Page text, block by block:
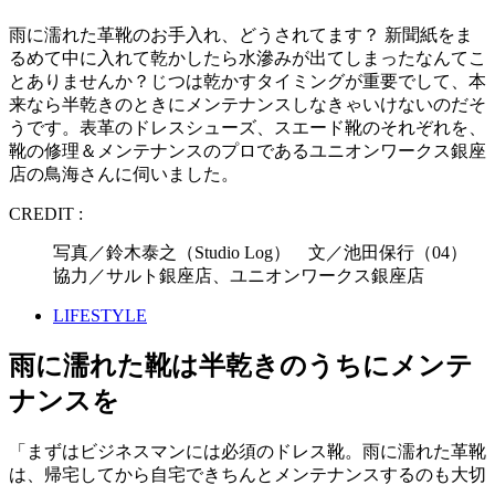
雨に濡れた革靴のお手入れ、どうされてます？ 新聞紙をま
るめて中に入れて乾かしたら水滲みが出てしまったなんてこ
とありませんか？じつは乾かすタイミングが重要でして、本
来なら半乾きのときにメンテナンスしなきゃいけないのだそ
うです。表革のドレスシューズ、スエード靴のそれぞれを、
靴の修理＆メンテナンスのプロであるユニオンワークス銀座
店の鳥海さんに伺いました。
CREDIT :
写真／鈴木泰之（Studio Log） 文／池田保行（04）
協力／サルト銀座店、ユニオンワークス銀座店
LIFESTYLE
雨に濡れた靴は半乾きのうちにメンテ
ナンスを
「まずはビジネスマンには必須のドレス靴。雨に濡れた革靴
は、帰宅してから自宅できちんとメンテナンスするのも大切